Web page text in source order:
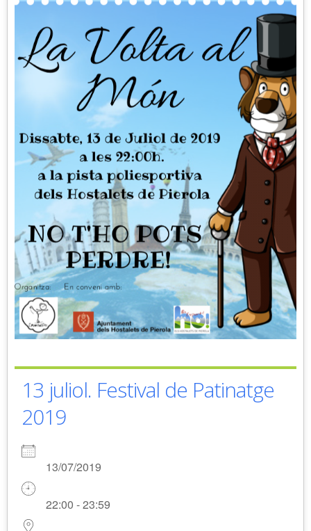
13 juliol. Festival de Patinatge
2019
13/07/2019
22:00 - 23:59